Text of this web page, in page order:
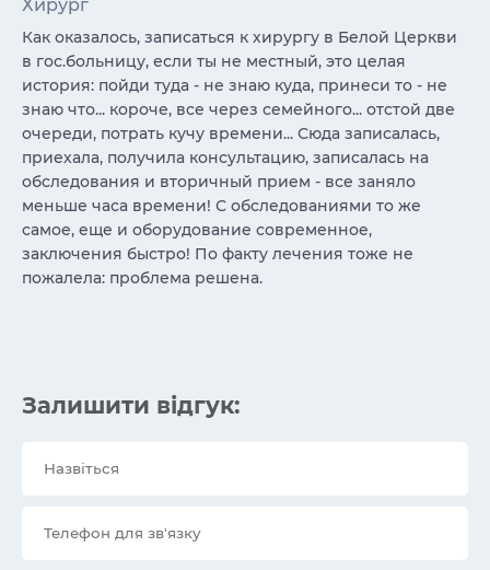
Хирург
Как оказалось, записаться к хирургу в Белой Церкви
в гос.больницу, если ты не местный, это целая
история: пойди туда - не знаю куда, принеси то - не
знаю что... короче, все через семейного... отстой две
очереди, потрать кучу времени... Сюда записалась,
приехала, получила консультацию, записалась на
обследования и вторичный прием - все заняло
меньше часа времени! С обследованиями то же
самое, еще и оборудование современное,
заключения быстро! По факту лечения тоже не
пожалела: проблема решена.
Залишити відгук: